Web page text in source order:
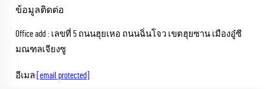
ข้อมูลติดต่อ
Office add : เลขที่ 5 ถนนฮุยเหอ ถนนฉิ่นโจว เขตฮุยซาน เมืองอู๋ซี
มณฑลเจียงซู
อีเมล: [email protected]